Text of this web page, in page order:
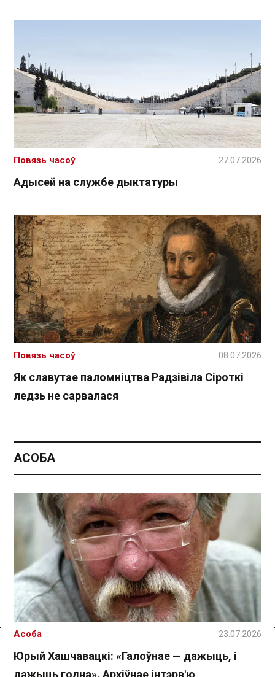
Спасылка без VPN
Адысей на службе дыктатуры
Повязь часоў 27.07.2026
Як славутае паломніцтва Радзівіла Сіроткі
ледзь не сарвалася
Повязь часоў 08.07.2026
АСОБА
Юрый Хашчавацкі: «Галоўнае — дажыць, і
дажыць годна». Архіўнае інтэрв'ю
Асоба 23.07.2026